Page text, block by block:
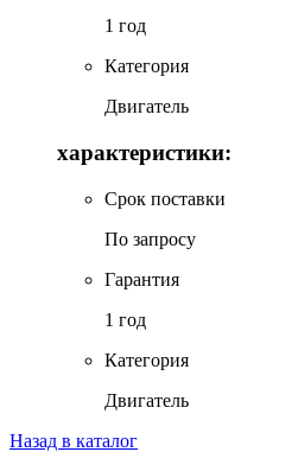
1 год
Категория
Двигатель
характеристики:
Срок поставки
По запросу
Гарантия
1 год
Категория
Двигатель
Назад в каталог